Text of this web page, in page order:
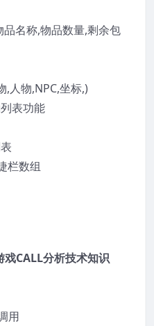
名称,物品数量,剩余包
,人物,NPC,坐标,)
表功能
栏数组
戏CALL分析技术知识
用